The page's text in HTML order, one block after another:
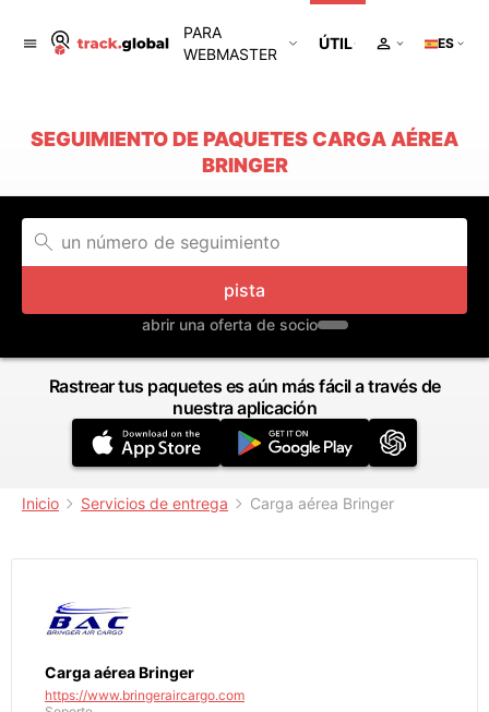
PARA
WEBMASTER
ÚTIL ES
SEGUIMIENTO DE PAQUETES CARGA AÉREA
BRINGER
pista
abrir una oferta de socio
Rastrear tus paquetes es aún más fácil a través de
nuestra aplicación
Inicio Servicios de entrega Carga aérea Bringer
Carga aérea Bringer
https://www.bringeraircargo.com